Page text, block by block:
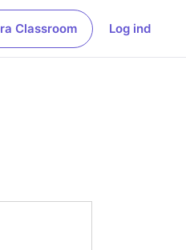
Classroom Log ind